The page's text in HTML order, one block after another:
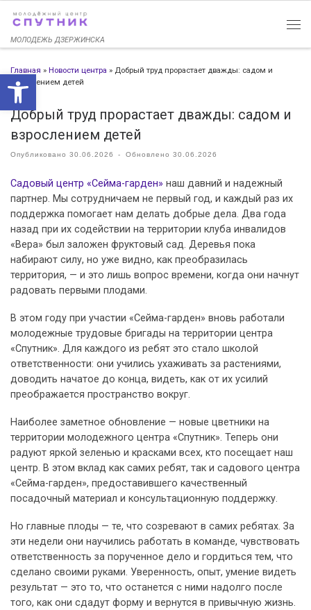
Открыть панель
Перейти к содержимому
МОЛОДЕЖЬ ДЗЕРЖИНСКА
Главная » Новости центра » Добрый труд прорастает дважды: садом и
взрослением детей
Добрый труд прорастает дважды: садом и
взрослением детей
Опубликовано 30.06.2026 - Обновлено 30.06.2026
Садовый центр «Сейма-гарден» наш давний и надежный
партнер. Мы сотрудничаем не первый год, и каждый раз их
поддержка помогает нам делать добрые дела. Два года
назад при их содействии на территории клуба инвалидов
«Вера» был заложен фруктовый сад. Деревья пока
набирают силу, но уже видно, как преобразилась
территория, — и это лишь вопрос времени, когда они начнут
радовать первыми плодами.
В этом году при участии «Сейма-гарден» вновь работали
молодежные трудовые бригады на территории центра
«Спутник». Для каждого из ребят это стало школой
ответственности: они учились ухаживать за растениями,
доводить начатое до конца, видеть, как от их усилий
преображается пространство вокруг.
Наиболее заметное обновление — новые цветники на
территории молодежного центра «Спутник». Теперь они
радуют яркой зеленью и красками всех, кто посещает наш
центр. В этом вклад как самих ребят, так и садового центра
«Сейма-гарден», предоставившего качественный
посадочный материал и консультационную поддержку.
Но главные плоды — те, что созревают в самих ребятах. За
эти недели они научились работать в команде, чувствовать
ответственность за порученное дело и гордиться тем, что
сделано своими руками. Уверенность, опыт, умение видеть
результат — это то, что останется с ними надолго после
того, как они сдадут форму и вернутся в привычную жизнь.